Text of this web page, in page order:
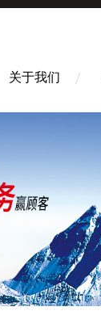
关于我们